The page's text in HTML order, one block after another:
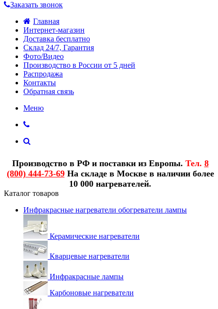
Заказать звонок
Главная
Интернет-магазин
Доставка бесплатно
Склад 24/7, Гарантия
Фото/Видео
Производство в России от 5 дней
Распродажа
Контакты
Обратная связь
Меню
Производство в РФ и поставки из Европы. Тел. 8
(800) 444-73-69На складе в Москве в наличии более
10 000 нагревателей.
Каталог товаров
Инфракрасные нагреватели обогреватели лампы
Керамические нагреватели
Кварцевые нагреватели
Инфракрасные лампы
Карбоновые нагреватели